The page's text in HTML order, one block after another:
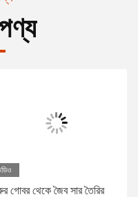
গোবর থেকে জৈব সার তৈরির